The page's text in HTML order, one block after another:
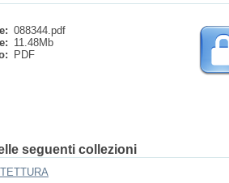
088344.pdf
11.48Mb
PDF
seguenti collezioni